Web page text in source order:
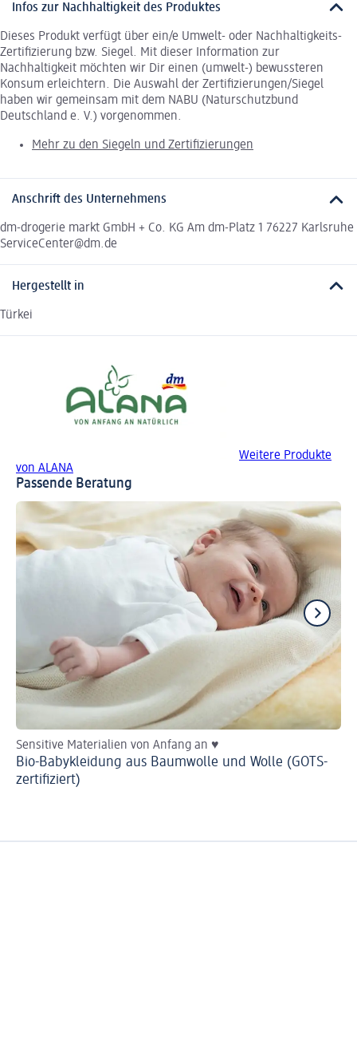
Infos zur Nachhaltigkeit des Produktes
Dieses Produkt verfügt über ein/e Umwelt- oder Nachhaltigkeits-
Zertifizierung bzw. Siegel. Mit dieser Information zur
Nachhaltigkeit möchten wir Dir einen (umwelt-) bewussteren
Konsum erleichtern. Die Auswahl der Zertifizierungen/Siegel
haben wir gemeinsam mit dem NABU (Naturschutzbund
Deutschland e. V.) vorgenommen.
Mehr zu den Siegeln und Zertifizierungen
Anschrift des Unternehmens
dm-drogerie markt GmbH + Co. KG Am dm-Platz 1 76227 Karlsruhe
ServiceCenter@dm.de
Hergestellt in
Türkei
Weitere Produkte
von ALANA
Passende Beratung
Sensitive Materialien von Anfang an ♥
Bio-Babykleidung aus Baumwolle und Wolle (GOTS-
zertifiziert)